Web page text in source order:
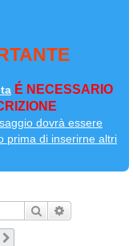
É NECESSARIO
dovrà essere
prima di inserirne altri
Cerca